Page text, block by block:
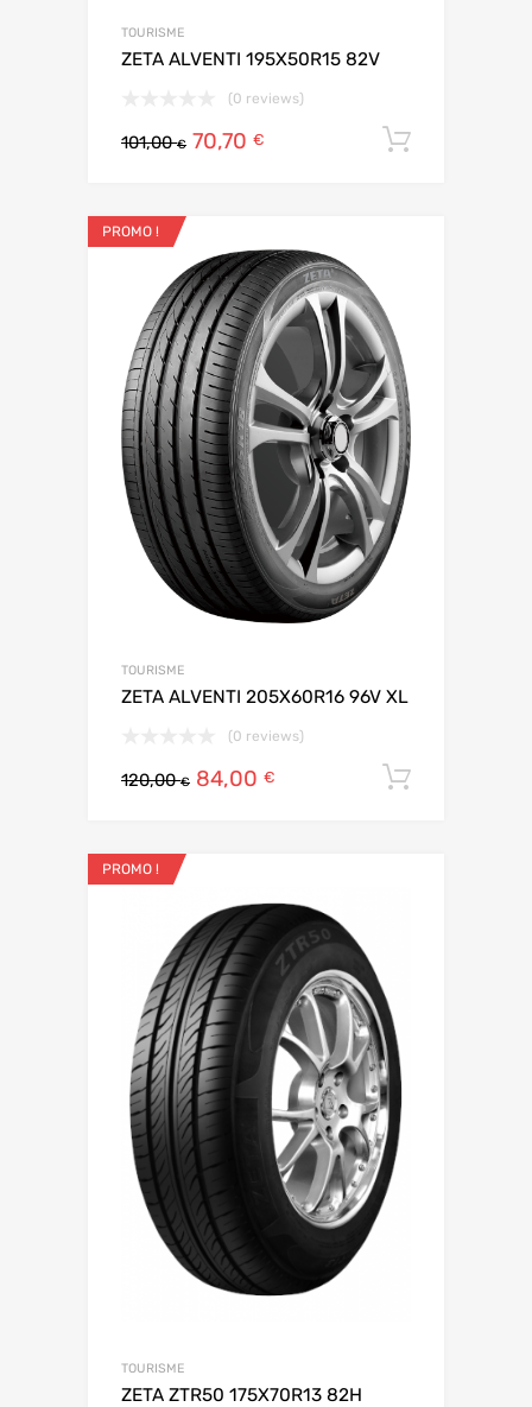
TOURISME
ZETA ALVENTI 195X50R15 82V
(0 reviews)
101,00€ 70,70 €
PROMO !
TOURISME
ZETA ALVENTI 205X60R16 96V XL
(0 reviews)
120,00€ 84,00 €
PROMO !
TOURISME
ZETA ZTR50 175X70R13 82H